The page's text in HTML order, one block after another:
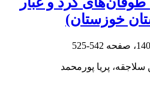
خوزستان)
542-525
پریا پورمحمد